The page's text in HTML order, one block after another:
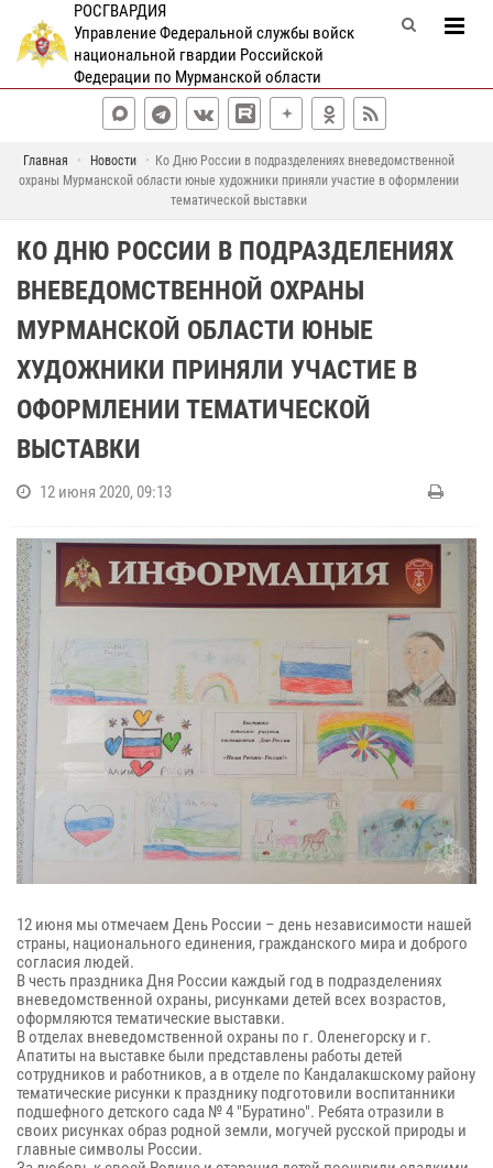
РОСГВАРДИЯ
Управление Федеральной службы войск
национальной гвардии Российской
Федерации по Мурманской области
Главная Новости
Ко Дню России в подразделениях вневедомственной
охраны Мурманской области юные художники приняли участие в оформлении
тематической выставки
КО ДНЮ РОССИИ В ПОДРАЗДЕЛЕНИЯХ
ВНЕВЕДОМСТВЕННОЙ ОХРАНЫ
МУРМАНСКОЙ ОБЛАСТИ ЮНЫЕ
ХУДОЖНИКИ ПРИНЯЛИ УЧАСТИЕ В
ОФОРМЛЕНИИ ТЕМАТИЧЕСКОЙ
ВЫСТАВКИ
12 июня 2020, 09:13
12 июня мы отмечаем День России – день независимости нашей
страны, национального единения, гражданского мира и доброго
согласия людей.
В честь праздника Дня России каждый год в подразделениях
вневедомственной охраны, рисунками детей всех возрастов,
оформляются тематические выставки.
В отделах вневедомственной охраны по г. Оленегорску и г.
Апатиты на выставке были представлены работы детей
сотрудников и работников, а в отделе по Кандалакшскому району
тематические рисунки к празднику подготовили воспитанники
подшефного детского сада № 4 "Буратино". Ребята отразили в
своих рисунках образ родной земли, могучей русской природы и
главные символы России.